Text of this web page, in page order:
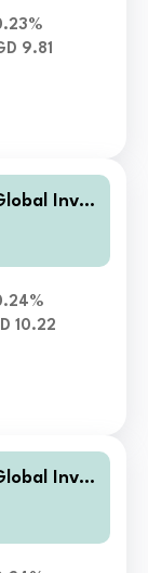
9.81
Inves
Fund
10.22
Inves
Fund